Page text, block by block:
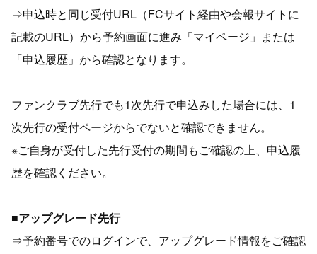
⇒申込時と同じ受付URL（FCサイト経由や会報サイトに
記載のURL）から予約画面に進み「マイページ」または
「申込履歴」から確認となります。
ファンクラブ先行でも1次先行で申込みした場合には、1
次先行の受付ページからでないと確認できません。
※ご自身が受付した先行受付の期間もご確認の上、申込履
歴を確認ください。
■アップグレード先行
⇒予約番号でのログインで、アップグレード情報をご確認